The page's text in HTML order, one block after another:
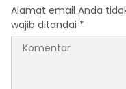
Alamat email Anda
wajib ditandai *